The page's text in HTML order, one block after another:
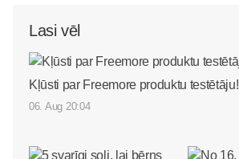
Lasi vēl
Kļūsti par Freemore produktu testētāju!
06. Aug 20:04